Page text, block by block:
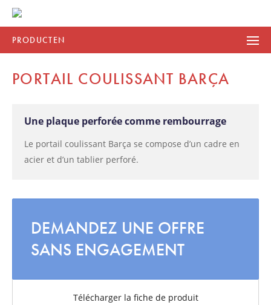
PRODUCTEN
PORTAIL COULISSANT BARÇA
Une plaque perforée comme rembourrage
Le portail coulissant Barça se compose d’un cadre en
acier et d’un tablier perforé.
DEMANDEZ UNE OFFRE
SANS ENGAGEMENT
Télécharger la fiche de produit